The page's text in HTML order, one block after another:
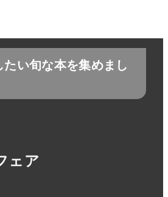
い旬な本を集めまし
ェア